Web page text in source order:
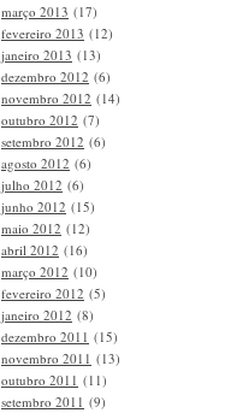
março 2013 (17)
fevereiro 2013 (12)
janeiro 2013 (13)
dezembro 2012 (6)
novembro 2012 (14)
outubro 2012 (7)
setembro 2012 (6)
agosto 2012 (6)
julho 2012 (6)
junho 2012 (15)
maio 2012 (12)
abril 2012 (16)
março 2012 (10)
fevereiro 2012 (5)
janeiro 2012 (8)
dezembro 2011 (15)
novembro 2011 (13)
outubro 2011 (11)
setembro 2011 (9)